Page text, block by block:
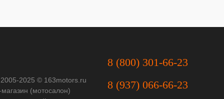
2025 © 163motors.ru
(мотосалон)
8 (800) 301-66-23
8 (937) 066-66-23